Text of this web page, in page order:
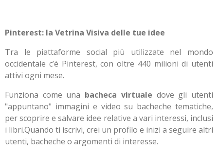
Pinterest: la Vetrina Visiva delle tue idee
Tra le piattaforme social più utilizzate nel mondo
occidentale c’è Pinterest, con oltre 440 milioni di utenti
attivi ogni mese.
Funziona come una bacheca virtuale dove gli utenti
"appuntano" immagini e video su bacheche tematiche,
per scoprire e salvare idee relative a vari interessi, inclusi
i libri.Quando ti iscrivi, crei un profilo e inizi a seguire altri
utenti, bacheche o argomenti di interesse.